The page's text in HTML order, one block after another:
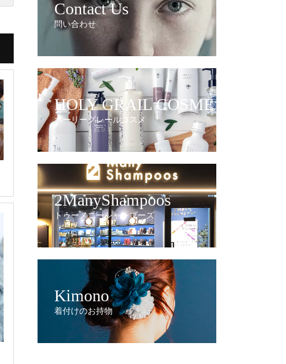
Contact Us
問い合わせ
HOLY GRAIL COSME
ホーリーグレールコスメ
2ManyShampoos
トゥーメニーシャンプーズ
Kimono
着付けのお持物